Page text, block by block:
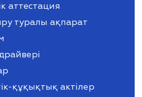
аттестация
туралы ақпарат
құқықтық актілер